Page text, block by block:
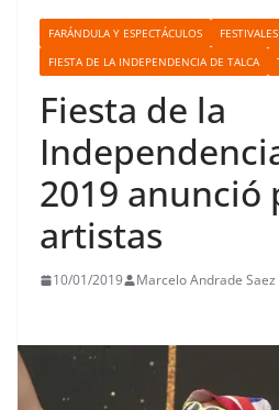
FARÁNDULA Y ESPECTÁCULOS
FESTIVALES
FIESTA DE LA INDEPENDENCIA DE TALCA
Fiesta de la
2019 anunció
artistas
10/01/2019 Marcelo Andrade Saez